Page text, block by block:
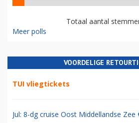
Totaal aantal
Meer polls
VOORDELIGE
TUI vliegtickets
Jul: 8-dg cruise Oost Middellandse Zee